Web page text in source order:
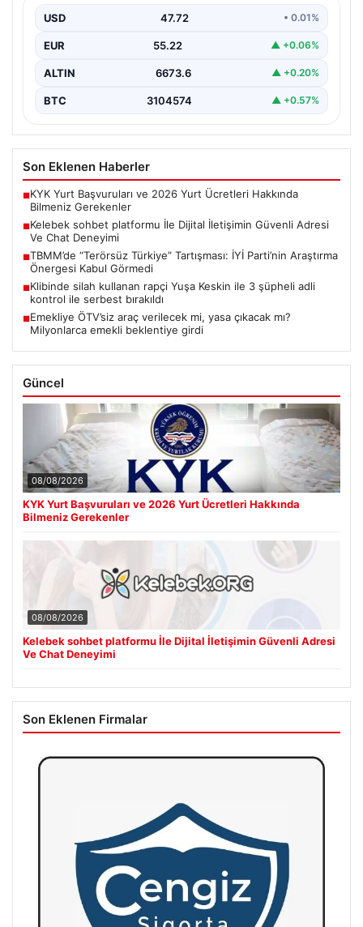
İnternet çağında insanların güvenli bir biçimde bağlantı
USD 47.72 • 0.01%
EUR 55.22 ▲ +0.06%
ALTIN 6673.6 ▲ +0.20%
BTC 3104574 ▲ +0.57%
Son Eklenen Haberler
■KYK Yurt Başvuruları ve 2026 Yurt Ücretleri Hakkında
Bilmeniz Gerekenler
■Kelebek sohbet platformu İle Dijital İletişimin Güvenli Adresi
Ve Chat Deneyimi
■TBMM’de “Terörsüz Türkiye” Tartışması: İYİ Parti’nin Araştırma
Önergesi Kabul Görmedi
■Klibinde silah kullanan rapçi Yuşa Keskin ile 3 şüpheli adli
kontrol ile serbest bırakıldı
■Emekliye ÖTV’siz araç verilecek mi, yasa çıkacak mı?
Milyonlarca emekli beklentiye girdi
Güncel
08/08/2026
KYK Yurt Başvuruları ve 2026 Yurt Ücretleri Hakkında
Bilmeniz Gerekenler
08/08/2026
Kelebek sohbet platformu İle Dijital İletişimin Güvenli Adresi
Ve Chat Deneyimi
Son Eklenen Firmalar